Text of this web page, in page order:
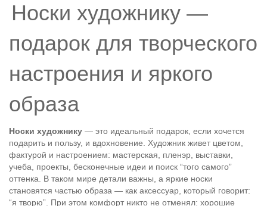
Носки художнику —
подарок для творческого
настроения и яркого
образа
Носки художнику — это идеальный подарок, если хочется
подарить и пользу, и вдохновение. Художник живет цветом,
фактурой и настроением: мастерская, пленэр, выставки,
учеба, проекты, бесконечные идеи и поиск “того самого”
оттенка. В таком мире детали важны, а яркие носки
становятся частью образа — как аксессуар, который говорит:
“я творю”. При этом комфорт никто не отменял: хорошие